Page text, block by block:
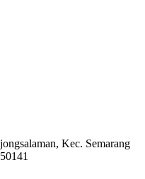
Kec. Semarang